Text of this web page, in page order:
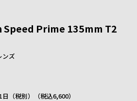
Prime 135mm T2
ンズ
（税別） （税込6,600）